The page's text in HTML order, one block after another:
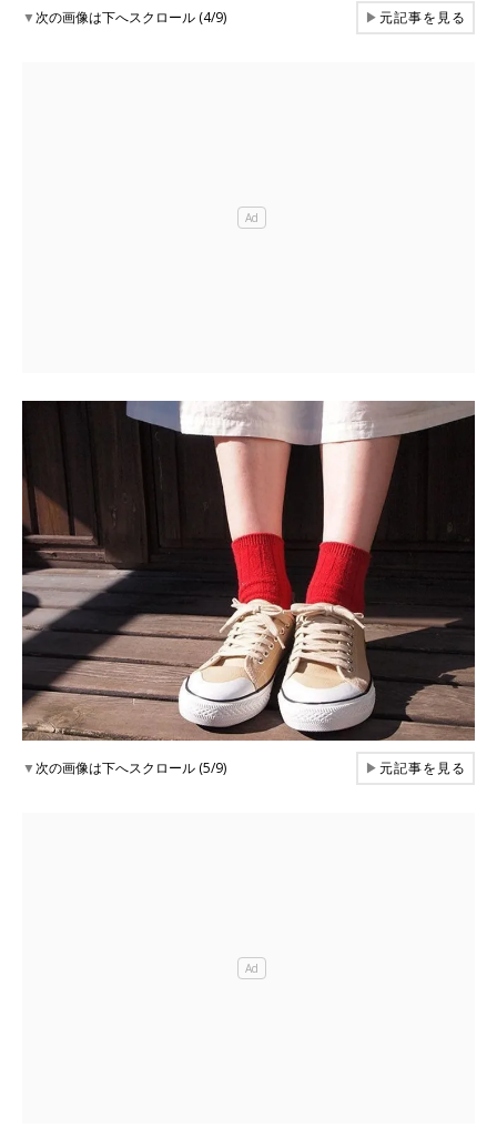
▼次の画像は下へスクロール (4/9) ▶元記事を見る
▼次の画像は下へスクロール (5/9) ▶元記事を見る